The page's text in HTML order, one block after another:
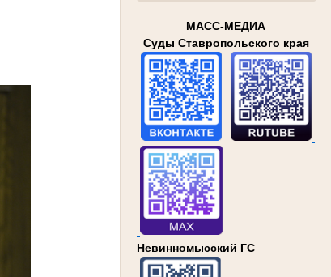
МАСС-МЕДИА
Суды Ставропольского края
Невинномысский ГС